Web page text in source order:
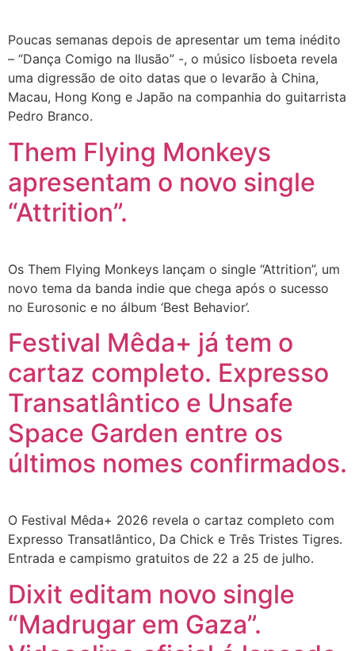
Poucas semanas depois de apresentar um tema inédito
– “Dança Comigo na Ilusão” -, o músico lisboeta revela
uma digressão de oito datas que o levarão à China,
Macau, Hong Kong e Japão na companhia do guitarrista
Pedro Branco.
Them Flying Monkeys
apresentam o novo single
“Attrition”.
Os Them Flying Monkeys lançam o single “Attrition”, um
novo tema da banda indie que chega após o sucesso
no Eurosonic e no álbum ‘Best Behavior’.
Festival Mêda+ já tem o
cartaz completo. Expresso
Transatlântico e Unsafe
Space Garden entre os
últimos nomes confirmados.
O Festival Mêda+ 2026 revela o cartaz completo com
Expresso Transatlântico, Da Chick e Três Tristes Tigres.
Entrada e campismo gratuitos de 22 a 25 de julho.
Dixit editam novo single
“Madrugar em Gaza”.